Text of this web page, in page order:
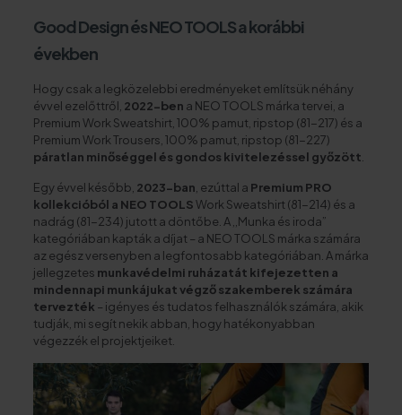
Good Design és NEO TOOLS a korábbi
években
Hogy csak a legközelebbi eredményeket említsük néhány
évvel ezelőttről, 2022-ben a NEO TOOLS márka tervei, a
Premium Work Sweatshirt, 100% pamut, ripstop (81-217) és a
Premium Work Trousers, 100% pamut, ripstop (81-227)
páratlan minőséggel és gondos kivitelezéssel győzött
Egy évvel később, 2023-ban , ezúttal a Premium PRO
kollekcióból a NEO TOOLSWork Sweatshirt (81-214) és a
nadrág (81-234) jutott a döntőbe. A ,,Munka és iroda”
kategóriában kapták a díjat – a NEO TOOLS márka számára
az egész versenyben a legfontosabb kategóriában. A márka
jellegzetes munkavédelmi ruházatát kifejezetten a
mindennapi munkájukat végző szakemberek számára
tervezték – igényes és tudatos felhasználók számára, akik
tudják, mi segít nekik abban, hogy hatékonyabban
végezzék el projektjeiket.